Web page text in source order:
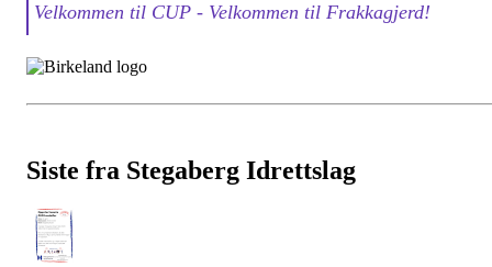
Velkommen til CUP - Velkommen til Frakkagjerd!
Siste fra Stegaberg Idrettslag